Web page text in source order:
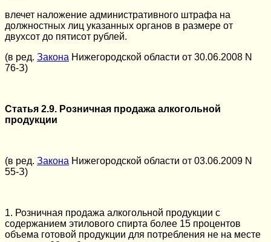
влечет наложение административного штрафа на
должностных лиц указанных органов в размере от
двухсот до пятисот рублей.
(в ред. Закона Нижегородской области от 30.06.2008 N
76-З)
Статья 2.9. Розничная продажа алкогольной
продукции
(в ред. Закона Нижегородской области от 03.06.2009 N
55-З)
1. Розничная продажа алкогольной продукции с
содержанием этилового спирта более 15 процентов
объема готовой продукции для потребления не на месте